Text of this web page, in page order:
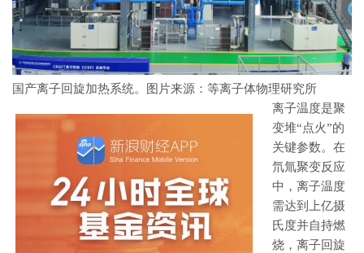
国产离子回旋加热系统。图片来源：等离子体物理研究所
离子温度是聚
变堆“点火”的
关键参数。在
氘氚聚变反应
中，离子温度
需达到上亿摄
氏度并自持燃
烧，离子回旋